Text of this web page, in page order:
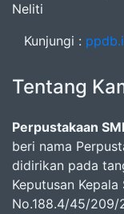
Neliti
Kunjungi :
Tentang
Perpustakaan
beri nama
didirikan pada
Keputusan
No.188.4/45/209/